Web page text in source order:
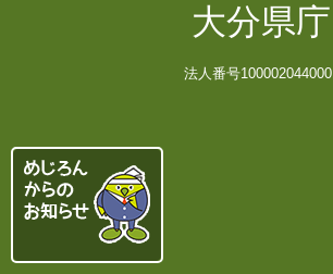
大分県庁
法人番号